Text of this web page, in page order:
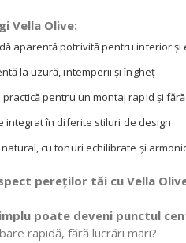
Vella Olive:
aparentă potrivită pentru interior
la uzură, intemperii și îngheț
practică pentru un montaj rapid și
integrat în diferite stiluri de design
natural, cu tonuri echilibrate și
pereților tăi cu Vella
poate deveni punctul
rapidă, fără lucrări mari?